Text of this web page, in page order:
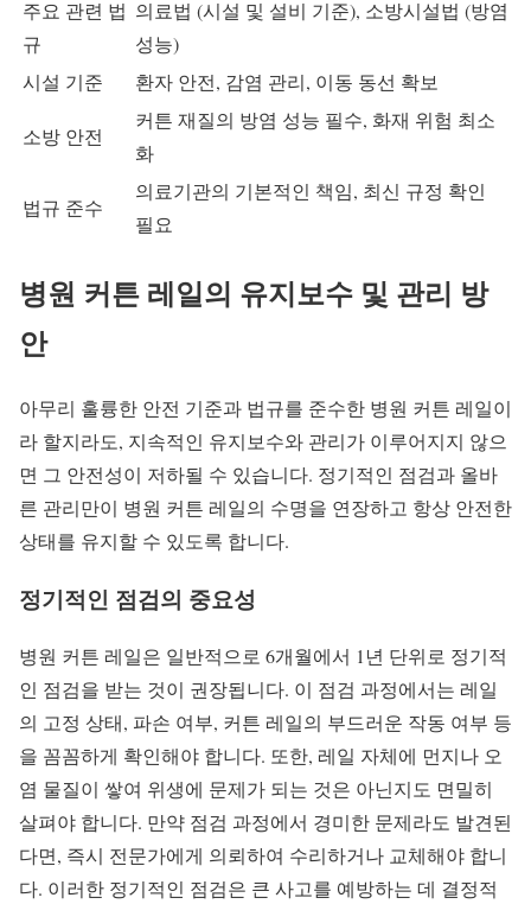
주요 관련 법
규
의료법 (시설 및 설비 기준), 소방시설법 (방염
성능)
시설 기준
환자 안전, 감염 관리, 이동 동선 확보
소방 안전
커튼 재질의 방염 성능 필수, 화재 위험 최소
화
법규 준수
의료기관의 기본적인 책임, 최신 규정 확인
필요
병원 커튼 레일의 유지보수 및 관리 방
안
아무리 훌륭한 안전 기준과 법규를 준수한 병원 커튼 레일이
라 할지라도, 지속적인 유지보수와 관리가 이루어지지 않으
면 그 안전성이 저하될 수 있습니다. 정기적인 점검과 올바
른 관리만이 병원 커튼 레일의 수명을 연장하고 항상 안전한
상태를 유지할 수 있도록 합니다.
정기적인 점검의 중요성
병원 커튼 레일은 일반적으로 6개월에서 1년 단위로 정기적
인 점검을 받는 것이 권장됩니다. 이 점검 과정에서는 레일
의 고정 상태, 파손 여부, 커튼 레일의 부드러운 작동 여부 등
을 꼼꼼하게 확인해야 합니다. 또한, 레일 자체에 먼지나 오
염 물질이 쌓여 위생에 문제가 되는 것은 아닌지도 면밀히
살펴야 합니다. 만약 점검 과정에서 경미한 문제라도 발견된
다면, 즉시 전문가에게 의뢰하여 수리하거나 교체해야 합니
다. 이러한 정기적인 점검은 큰 사고를 예방하는 데 결정적